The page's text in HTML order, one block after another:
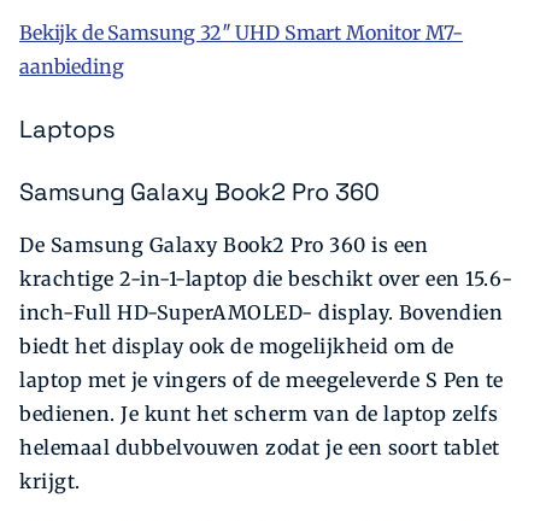
Bekijk de Samsung 32″ UHD Smart Monitor M7-
aanbieding
Laptops
Samsung Galaxy Book2 Pro 360
De Samsung Galaxy Book2 Pro 360 is een
krachtige 2-in-1-laptop die beschikt over een 15.6-
inch-Full HD-SuperAMOLED- display. Bovendien
biedt het display ook de mogelijkheid om de
laptop met je vingers of de meegeleverde S Pen te
bedienen. Je kunt het scherm van de laptop zelfs
helemaal dubbelvouwen zodat je een soort tablet
krijgt.